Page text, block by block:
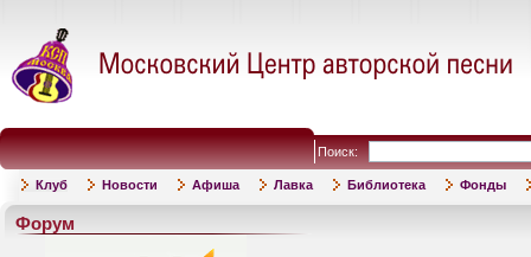
Поиск:
Клуб Новости Афиша Лавка Библиотека Фонды
Форум